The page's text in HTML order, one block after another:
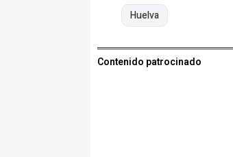
Huelva
Contenido patrocinado